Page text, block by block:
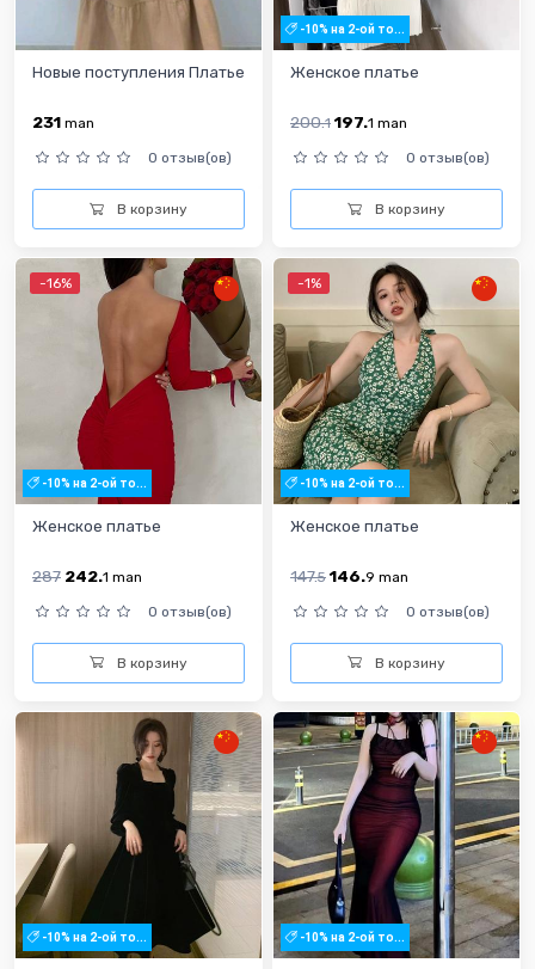
Новые поступления Платье
231 man
0 отзыв(ов)
В корзину
-10% на 2-ой то...
Женское платье
200.1 197.1 man
0 отзыв(ов)
В корзину
-16%
-10% на 2-ой то...
Женское платье
287 242.1 man
0 отзыв(ов)
В корзину
-1%
-10% на 2-ой то...
Женское платье
147.5 146.9 man
0 отзыв(ов)
В корзину
-10% на 2-ой то... -10% на 2-ой то...